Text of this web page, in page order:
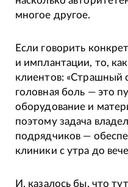
многое другое.
Если говорить
и имплантации, то,
клиентов: «Страшный
головная боль — это
оборудование и
поэтому задача
подрядчиков —
клиники с утра до
И, казалось бы, что